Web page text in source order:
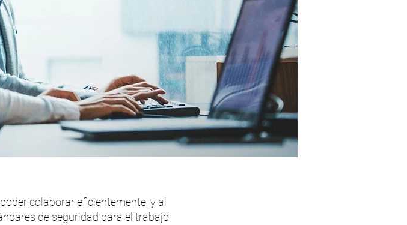
colaborar eficientemente, y al
de seguridad para el trabajo